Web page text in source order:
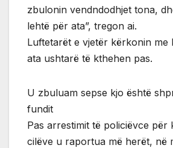
zbulonin vendndodhjet tona,
lehtë për ata”, tregon ai.
Luftetarët e vjetër kërkonin me
ata ushtarë të kthehen pas.
U zbuluam sepse kjo është
fundit
Pas arrestimit të policiëvce për
cilëve u raportua më herët, në